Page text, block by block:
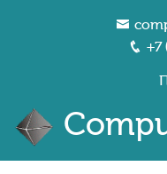
+7